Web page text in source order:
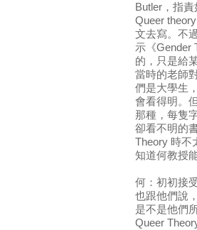
Butler，指
Queer
文去寫。不
示《Gender
的，只是給
當時的老師
們是大學生
會看得明。
那種，每隻
卻看不明的
Theory 時不
知道何教授
何：初初接
也跟他們說
是不是他們
Queer